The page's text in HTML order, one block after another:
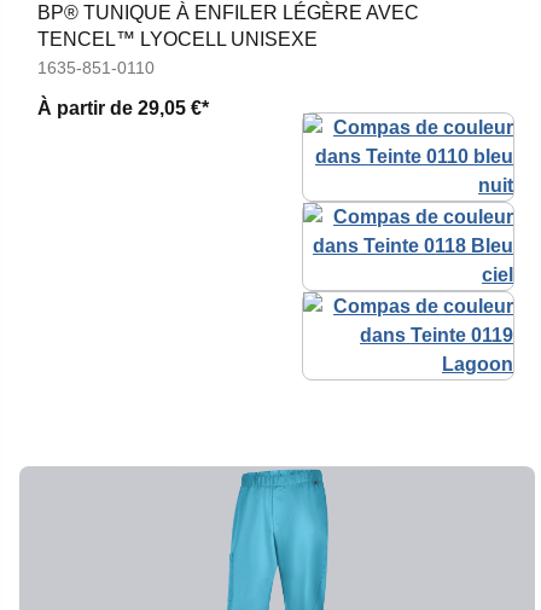
BP® TUNIQUE À ENFILER LÉGÈRE AVEC
TENCEL™ LYOCELL UNISEXE
1635-851-0110
À partir de 29,05 €*